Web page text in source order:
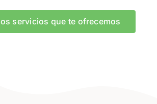
servicios que te ofrecemos